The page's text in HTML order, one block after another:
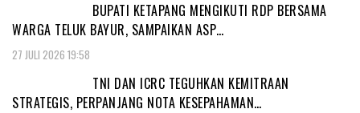
BUPATI KETAPANG MENGIKUTI RDP BERSAMA
WARGA TELUK BAYUR, SAMPAIKAN ASP…
27 JULI 2026 19:58
TNI DAN ICRC TEGUHKAN KEMITRAAN
STRATEGIS, PERPANJANG NOTA KESEPAHAMAN…